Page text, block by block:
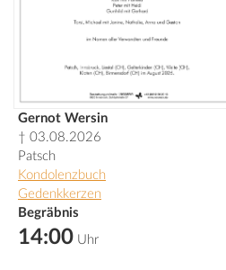
Gernot Wersin
† 03.08.2026
Patsch
Kondolenzbuch
Gedenkkerzen
Begräbnis
14:00 Uhr